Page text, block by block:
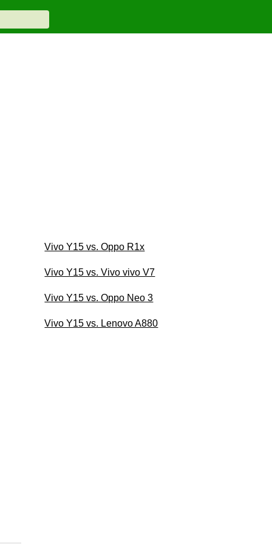
Vivo Y15 vs. Oppo R1x
Vivo Y15 vs. Vivo vivo V7
Vivo Y15 vs. Oppo Neo 3
Vivo Y15 vs. Lenovo A880